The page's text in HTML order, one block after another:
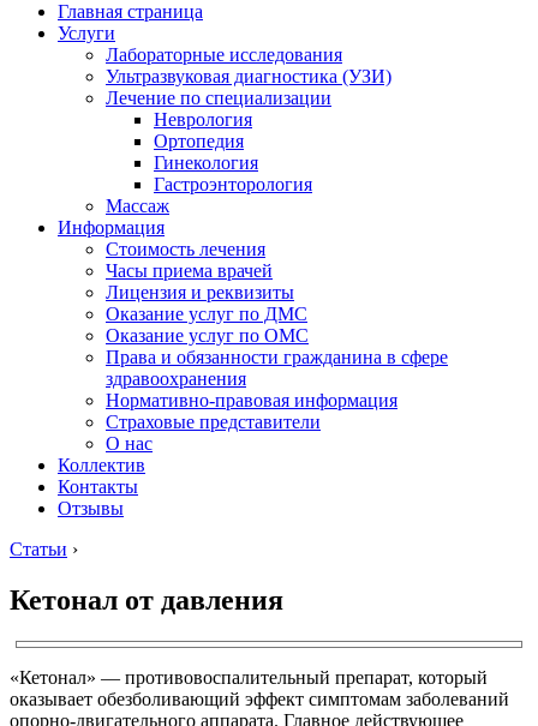
Главная страница
Услуги
Лабораторные исследования
Ультразвуковая диагностика (УЗИ)
Лечение по специализации
Неврология
Ортопедия
Гинекология
Гастроэнторология
Массаж
Информация
Стоимость лечения
Часы приема врачей
Лицензия и реквизиты
Оказание услуг по ДМС
Оказание услуг по ОМС
Права и обязанности гражданина в сфере
здравоохранения
Нормативно-правовая информация
Страховые представители
О нас
Коллектив
Контакты
Отзывы
Статьи ›
Кетонал от давления
«Кетонал» — противовоспалительный препарат, который
оказывает обезболивающий эффект симптомам заболеваний
опорно-двигательного аппарата. Главное действующее